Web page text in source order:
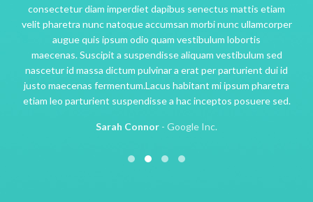
consectetur diam imperdiet dapibus senectus mattis etiam
velit pharetra nunc natoque accumsan morbi nunc ullamcorper
augue quis ipsum odio quam vestibulum lobortis
maecenas. Suscipit a suspendisse aliquam vestibulum sed
nascetur id massa dictum pulvinar a erat per parturient dui id
justo maecenas fermentum.Lacus habitant mi ipsum pharetra
etiam leo parturient suspendisse a hac inceptos posuere sed.
Sarah Connor Google Inc.